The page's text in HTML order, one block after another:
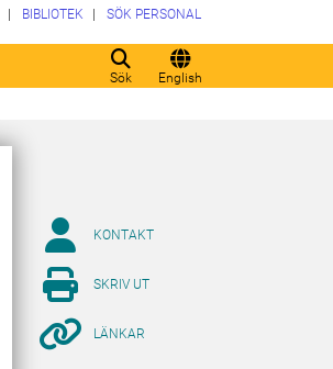
Sök English
BIBLIOTEK SÖK PERSONAL
KONTAKT
SKRIV UT
LÄNKAR